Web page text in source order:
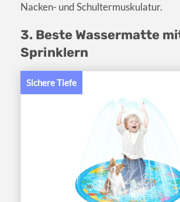
Nacken- und Schultermuskulatur.
3. Beste Wassermatte
Sprinklern
Sichere Tiefe